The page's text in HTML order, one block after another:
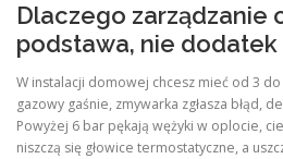
Dlaczego zarządzanie
podstawa, nie dodatek
W instalacji domowej chcesz mieć od 3
gazowy gaśnie, zmywarka zgłasza błąd,
Powyżej 6 bar pękają wężyki w oplocie,
niszczą się głowice termostatyczne, a